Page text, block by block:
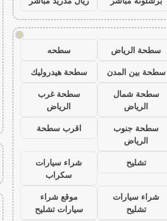
!
سطحة الرياض
سطحه
سطحة بين المدن
سطحة هيدروليك
سطحة شمال
الرياض
سطحة غرب
الرياض
سطحة جنوب
الرياض
اقرب سطحة
تشليح
شراء سيارات
سكراب
شراء سيارات
تشليح
موقع شراء
سيارات تشليح